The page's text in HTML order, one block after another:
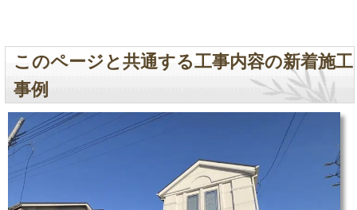
このページと共通する工事内容の新着施工
事例